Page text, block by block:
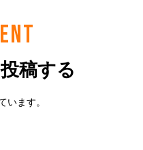
稿する
います。